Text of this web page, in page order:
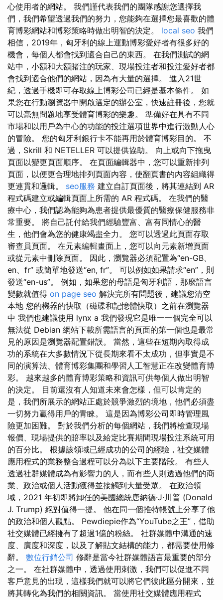
心使用者的網站。 我們謹代表我們的團隊感謝您選擇我
們，我們希望透過我們的努力，您能夠在選擇您最喜歡的體
育博彩網站和博彩策略時做出明智的決定。 local seo 我們
相信，2019年，匈牙利的線上運動博彩愛好者有很多好的
機會，每個人都會找到適合自己的東西。 在我們測試的網
站中，小額和大額賭注的玩家、現場投注者和投注愛好者都
會找到適合他們的網站，因為有大量的選擇。 進入21世
紀，透過手機即可存取線上博彩公司已經是基本條件。 如
果您在行動瀏覽器中開啟選定的辦公室，快速註冊後，您就
可以毫無問題地享受體育博彩的樂趣。 準備好在具有不同
市場和以用戶為中心的功能的投注選項世界中進行激動人心
的冒險。 您的匈牙利銀行卡不能再用於體育博彩目的。 不
過，Skrill 和 NETELLER 可以提供協助。 向上或向下拖曳
頁面以變更頁面順序。 在頁面編輯器中，您可以重新排列
頁面，以便更合理地排列頁面內容，使翻頁書的內容組織得
更連貫和邏輯。 seo服務 建立自訂頁面後，將其連結到 AR
程式碼建立或編輯頁面上所需的 AR 程式碼。 在我們的醫
療中心，我們認為能夠為患者提供最優質的醫療保健服務非
常重要。 將自己託付給我們經驗豐富、富有同情心的醫
生，他們會為您的健康竭盡全力。 您可以透過此頁面存取
審查員頁面。 在元素編輯畫面上，您可以向元素新增頁面
或從元素中刪除頁面。 因此，瀏覽器必須配置為“en-GB、
en、fr” 或簡單地發送“en, fr”。 可以例如如果請求“en”，則
發送“en-us”。 例如，如果您的母語是匈牙利語，那麼語言
變數就值得 on page seo 解決完所有問題後，建議您清空
本地 您的機器的快取（磁碟和記憶體快取）之前在瀏覽器
中 我們也建議使用 lynx a 我們發現它是唯一一個完全可以
無法從 Debian 網站下載所需語言的頁面的第一個也是最常
見的原因是瀏覽器配置錯誤。 當然，這些在短期內取得成
功的系統在大多數情況下從長期來看不太成功，但事實是不
同的演算法、體育博彩集團和學習人工智慧正在改變體育博
彩。 越來越多的體育博彩策略和資訊可供每個人做出明智
的決定。 目前還沒有人知道未來會怎樣，但可以肯定的
是，我們所展示的網站正處於競爭激烈的境地，他們必須盡
一切努力贏得用戶的青睞。 這是因為博彩公司即時管理風
險更加困難。 對於我們分析的每個網站，我們將檢查現場
報價、現場提供的賠率以及給定比賽期間現場投注系統可用
的百分比。 根據該領域已經成功的公司的經驗，社交媒體
應用程式的業務整合過程可以分為以下主要階段。 有些人
透過社群媒體成為有影響力的人，而有些人則透過他們的商
業、政治或個人活動獲得並接觸到大量受眾。 在政治領
域，2021 年初即將卸任的美國總統唐納德·J·川普 (Donald
J. Trump) 絕對值得一提。 他在同一個推特帳號上分享了他
的政治和個人觀點。 Pewdiepie作為“YouTube之王”，借助
社交媒體已經擁有了超過1億的粉絲。 社群媒體中溝通的速
度、廣度和深度，以及了解貼文結構的能力，都需要使用修
辭。 數位行銷公司 修辭是當今社群媒體語言最重要的部分
之一。 在社群媒體中，透過使用刺激，我們可以促進不同
客戶意見的出現，這樣我們就可以將它們彼此區分開來，並
將其轉化為我們的相關資訊。 當使用社交媒體應用程式